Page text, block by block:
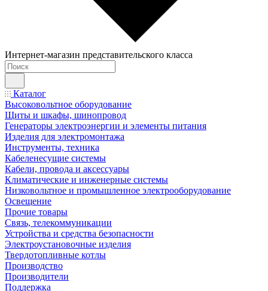
Интернет-магазин представительского класса
Каталог
Высоковольтное оборудование
Щиты и шкафы, шинопровод
Генераторы электроэнергии и элементы питания
Изделия для электромонтажа
Инструменты, техника
Кабеленесущие системы
Кабели, провода и аксессуары
Климатические и инженерные системы
Низковольтное и промышленное электрооборудование
Освещение
Прочие товары
Связь, телекоммуникации
Устройства и средства безопасности
Электроустановочные изделия
Твердотопливные котлы
Производство
Производители
Поддержка